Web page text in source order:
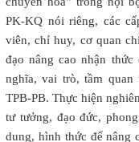
PK-KQ nói riêng, các
viên, chỉ huy, cơ quan
đạo nâng cao nhận
nghĩa, vai trò, tầm quan
TPB-PB. Thực hiện
tư tưởng, đạo đức,
dung, hình thức để nâng